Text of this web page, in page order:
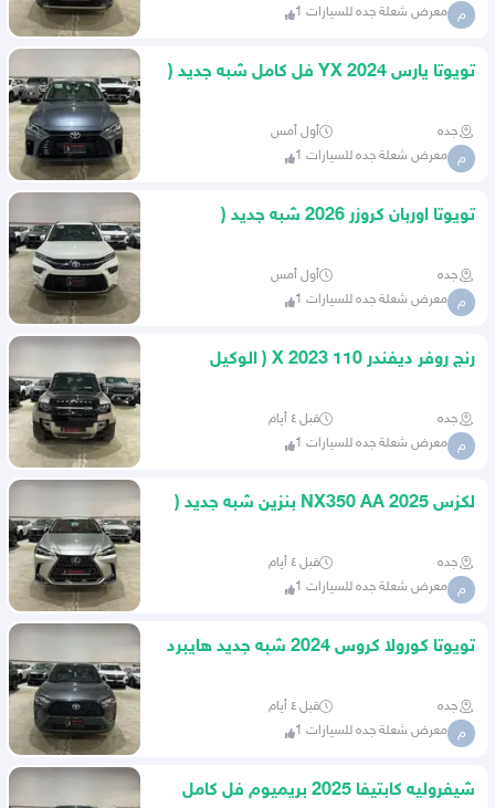
م معرض شعلة جده للسيارات 1
تويوتا يارس 2024 YX فل كامل شبه جديد (
جده أول أمس
م معرض شعلة جده للسيارات 1
تويوتا اوربان كروزر 2026 شبه جديد (
جده أول أمس
م معرض شعلة جده للسيارات 1
رنج روفر ديفندر 110 X 2023 ( الوكيل
جده قبل ٤ أيام
م معرض شعلة جده للسيارات 1
لكزس NX350 AA 2025 بنزين شبه جديد (
جده قبل ٤ أيام
م معرض شعلة جده للسيارات 1
تويوتا كورولا كروس 2024 شبه جديد هايبرد
جده قبل ٤ أيام
م معرض شعلة جده للسيارات 1
شيفروليه كابتيفا 2025 بريميوم فل كامل